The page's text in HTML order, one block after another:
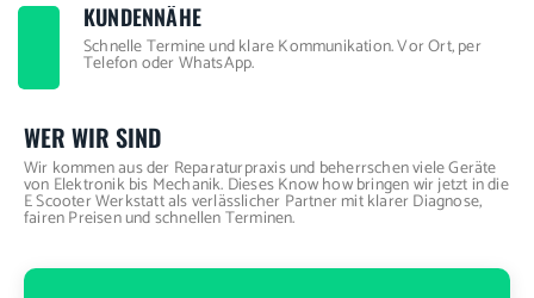
KUNDENNÄHE
Schnelle Termine und klare Kommunikation. Vor Ort, per
Telefon oder WhatsApp.
WER WIR SIND
Wir kommen aus der Reparaturpraxis und beherrschen viele Geräte
von Elektronik bis Mechanik. Dieses Know how bringen wir jetzt in die
E Scooter Werkstatt als verlässlicher Partner mit klarer Diagnose,
fairen Preisen und schnellen Terminen.